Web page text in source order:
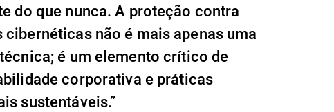
do que nunca. A proteção contra
cibernéticas não é mais apenas uma
é um elemento crítico de
corporativa e práticas
sustentáveis.”